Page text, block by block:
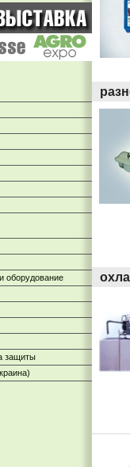
оборудование
защиты